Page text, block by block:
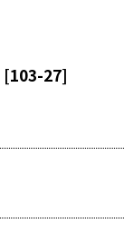
[103-27]